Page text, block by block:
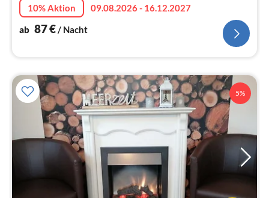
10% Aktion
09.08.2026 - 16.12.2027
ab 87€/ Nacht
5%